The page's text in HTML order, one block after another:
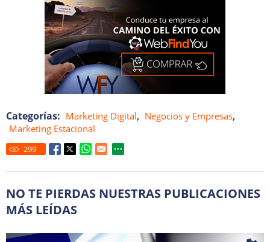
Categorías: Marketing Digital, Negocios y Empresas,
Marketing Estacional
299
NO TE PIERDAS NUESTRAS PUBLICACIONES
MÁS LEÍDAS